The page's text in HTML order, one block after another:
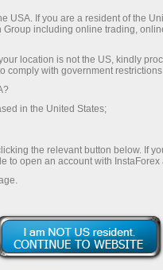
सामाजिक
में से एक मानवता
पर सबसे ज्यादा उजागर
व्यापार के साथ-
के नियमों को लागू
का प्रयास करता है।
USA. If you are a resident of the
including online trading,
location is not the US, kindly
comply with government
in the United States;
the relevant button below. If
to open an account with InstaForex